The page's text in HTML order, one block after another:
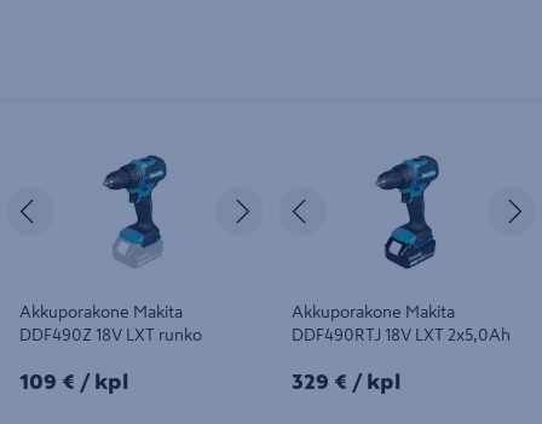
Seuraava
Akkuporakone Makita
DDF490Z 18V LXT runko
109€/kpl
109 € / kpl
Akkuporakone Makita
DDF490RTJ 18V LXT 2x5,0Ah
329€/kpl
329 € / kpl